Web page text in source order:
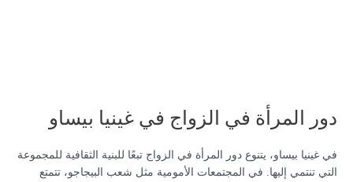
دور المرأة في الزواج في غينيا بيساو
في غينيا بيساو، يتنوع دور المرأة في الزواج تبعًا للبنية الثقافية للمجموعة
التي تنتمي إليها. في المجتمعات الأمومية مثل شعب البيجاجو، تتمتع